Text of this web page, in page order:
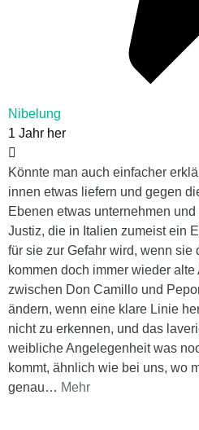
Nibelung
1 Jahr her
Könnte man auch einfacher
innen etwas liefern und gegen
Ebenen etwas unternehmen
Justiz, die in Italien zumeist ein
für sie zur Gefahr wird, wenn
kommen doch immer wieder
zwischen Don Camillo und
ändern, wenn eine klare Linie
nicht zu erkennen, und das
weibliche Angelegenheit was
kommt, ähnlich wie bei uns, wo
genau… Mehr